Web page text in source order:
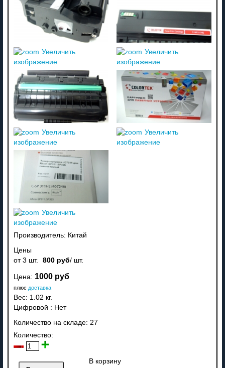
Увеличить
изображение
Увеличить
изображение
Увеличить
изображение
Увеличить
изображение
Увеличить
изображение
Производитель: Китай
Цены
от 3 шт.
800 руб/ шт.
Цена: 1000 руб
плюс доставка
Вес: 1.02 кг.
Цифровой : Нет
Количество на складе: 27
Количество:
В корзину